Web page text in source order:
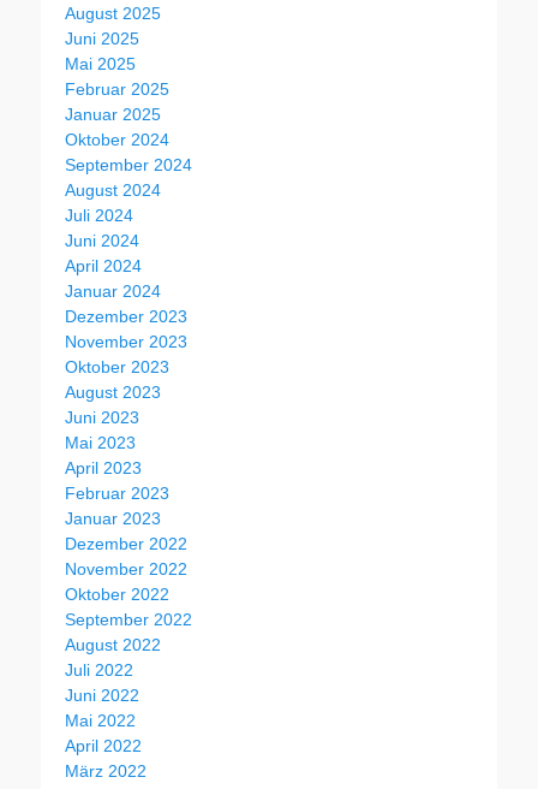
August 2025
Juni 2025
Mai 2025
Februar 2025
Januar 2025
Oktober 2024
September 2024
August 2024
Juli 2024
Juni 2024
April 2024
Januar 2024
Dezember 2023
November 2023
Oktober 2023
August 2023
Juni 2023
Mai 2023
April 2023
Februar 2023
Januar 2023
Dezember 2022
November 2022
Oktober 2022
September 2022
August 2022
Juli 2022
Juni 2022
Mai 2022
April 2022
März 2022